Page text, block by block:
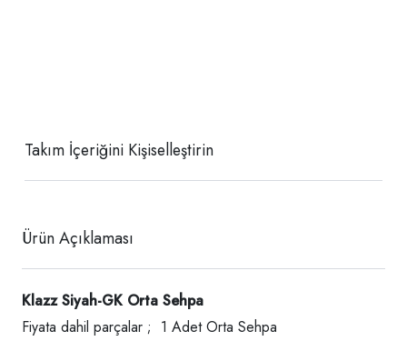
Takım İçeriğini Kişiselleştirin
Ürün Açıklaması
Klazz Siyah-GK Orta Sehpa
Fiyata dahil parçalar ; 1 Adet Orta Sehpa